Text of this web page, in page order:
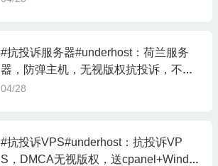
#抗投诉服务器#underhost：荷兰服务
器，防弹主机，无视版权抗投诉，不限
内容
04/28
#抗投诉VPS#underhost：抗投诉VP
S，DMCA无视版权，送cpanel+Windo